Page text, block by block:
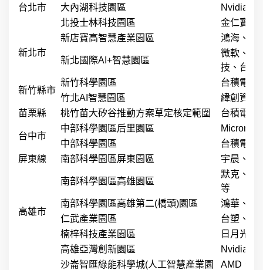
台北市 大內湖科技園區
Nvidia、
北投士林科技園區
金仁寶、
新北市
新店寶高智慧產業園區 鴻海、研
新北國際AI+智慧園區
微軟、輝
技、台灣
新竹縣市
新竹科學園區
台積電、
竹北AI智慧園區
緯創資通
苗栗縣
桃竹苗大矽谷推動方案草定核定範圍 台積電、
台中市
中部科學園區后里園區
Micron、
中部科學園區
台積電、
屏東線
南部科學園區屏東園區 宇晨、聚
高雄市
南部科學園區高雄園區
默克、英
等
南部科學園區高雄第二(橋頭)園區
鴻華、智
仁武產業園區
台塑、天
楠梓科技產業園區
日月光、
高雄亞灣創新園區
Nvidia、
沙崙智匯綠能科學城(人工智慧產業園
AMD、緯